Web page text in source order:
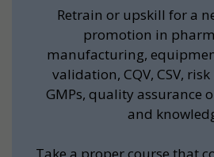
Retrain or upskill for a
promotion in
manufacturing,
validation, CQV, CSV,
GMPs, quality assurance
and